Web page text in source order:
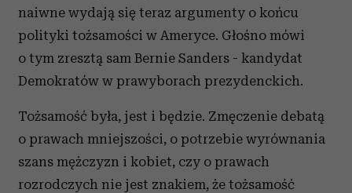
naiwne wydają się teraz argumenty o końcu
polityki tożsamości w Ameryce. Głośno mówi
o tym zresztą sam Bernie Sanders - kandydat
Demokratów w prawyborach prezydenckich.
Tożsamość była, jest i będzie. Zmęczenie debatą
o prawach mniejszości, o potrzebie wyrównania
szans mężczyzn i kobiet, czy o prawach
rozrodczych nie jest znakiem, że tożsamość